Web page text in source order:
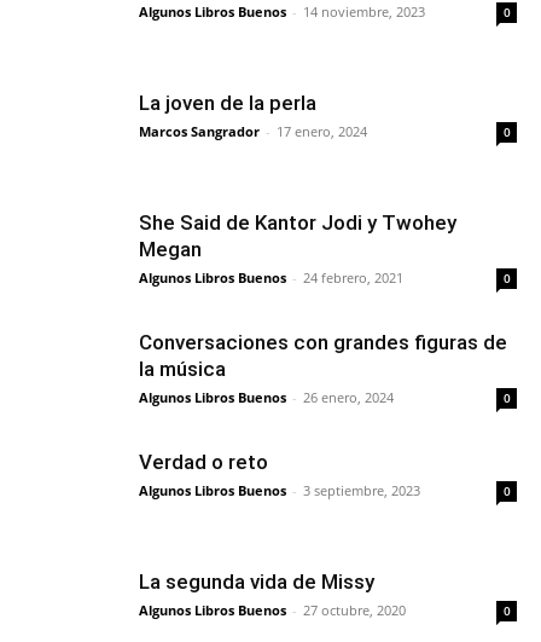
Algunos Libros Buenos - 14 noviembre, 2023 0
La joven de la perla
Marcos Sangrador - 17 enero, 2024 0
She Said de Kantor Jodi y Twohey
Megan
Algunos Libros Buenos - 24 febrero, 2021 0
Conversaciones con grandes figuras de
la música
Algunos Libros Buenos - 26 enero, 2024 0
Verdad o reto
Algunos Libros Buenos - 3 septiembre, 2023 0
La segunda vida de Missy
Algunos Libros Buenos - 27 octubre, 2020 0